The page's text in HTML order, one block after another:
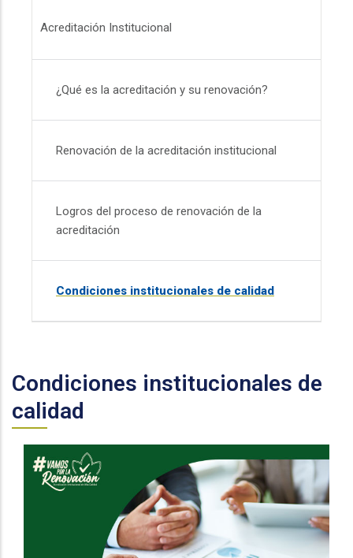
Acreditación Institucional
¿Qué es la acreditación y su renovación?
Renovación de la acreditación institucional
Logros del proceso de renovación de la
acreditación
Condiciones institucionales de calidad
Condiciones institucionales de
calidad